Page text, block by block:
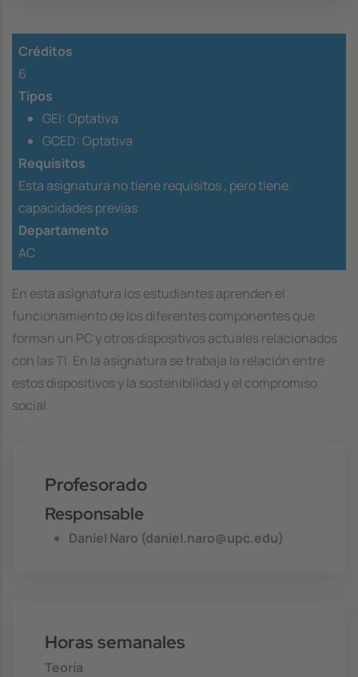
Créditos
6
Tipos
GEI: Optativa
GCED: Optativa
Requisitos
Esta asignatura no tiene requisitos , pero tiene
capacidades previas
Departamento
AC
En esta asignatura los estudiantes aprenden el
funcionamiento de los diferentes componentes que
forman un PC y otros dispositivos actuales relacionados
con las TI. En la asignatura se trabaja la relación entre
estos dispositivos y la sostenibilidad y el compromiso
social.
Profesorado
Responsable
Daniel Naro (daniel.naro@upc.edu)
Horas semanales
Teoría